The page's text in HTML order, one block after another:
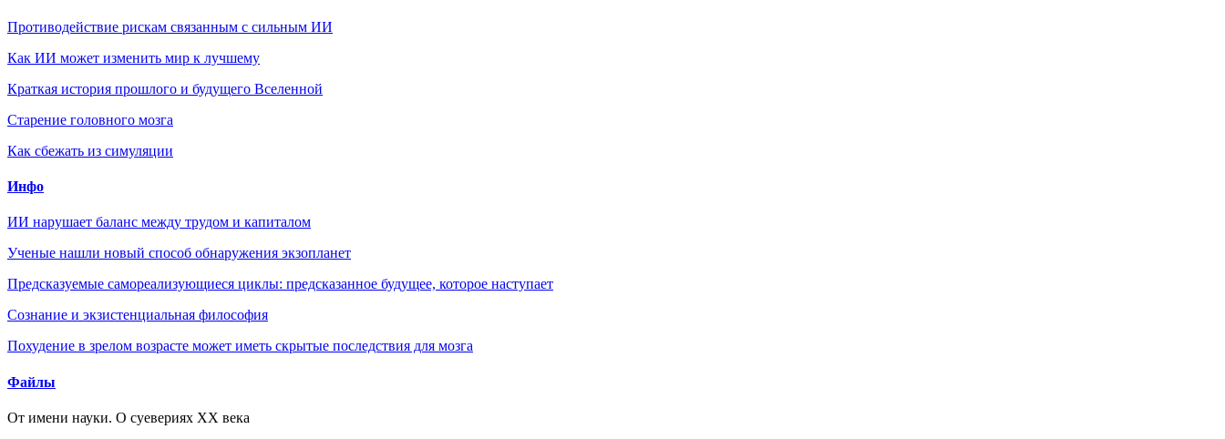
Противодействие рискам связанным с сильным ИИ
Как ИИ может изменить мир к лучшему
Краткая история прошлого и будущего Вселенной
Старение головного мозга
Как сбежать из симуляции
Инфо
ИИ нарушает баланс между трудом и капиталом
Ученые нашли новый способ обнаружения экзопланет
Предсказуемые самореализующиеся циклы: предсказанное будущее, которое наступает
Сознание и экзистенциальная философия
Похудение в зрелом возрасте может иметь скрытые последствия для мозга
Файлы
От имени науки. О суевериях XX века